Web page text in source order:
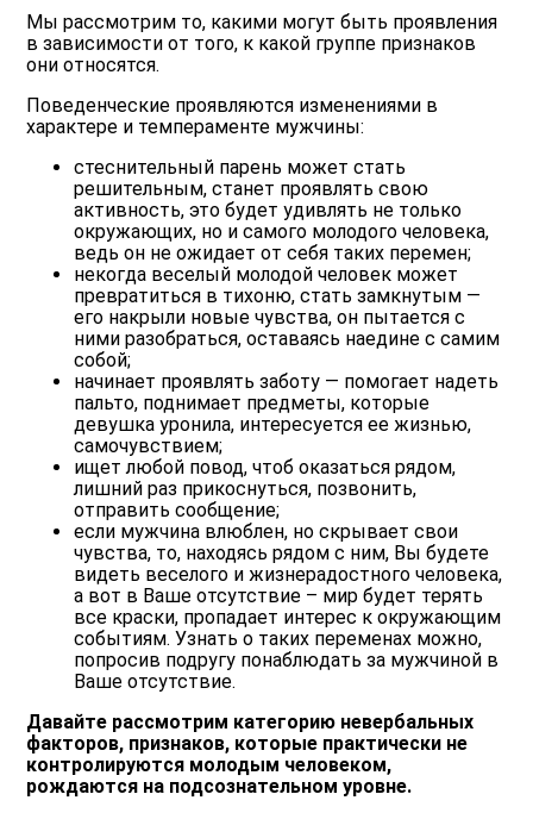
Мы рассмотрим то, какими могут быть проявления
в зависимости от того, к какой группе признаков
они относятся.
Поведенческие проявляются изменениями в
характере и темпераменте мужчины:
стеснительный парень может стать
решительным, станет проявлять свою
активность, это будет удивлять не только
окружающих, но и самого молодого человека,
ведь он не ожидает от себя таких перемен;
некогда веселый молодой человек может
превратиться в тихоню, статьзамкнутым —
его накрыли новые чувства, он пытается с
ними разобраться, оставаясь наедине с самим
собой;
начинает проявлять заботу — помогает надеть
пальто, поднимает предметы, которые
девушка уронила, интересуется ее жизнью,
самочувствием;
ищет любой повод, чтоб оказаться рядом,
лишний раз прикоснуться, позвонить,
отправить сообщение;
если мужчина влюблен, но скрывает свои
чувства, то, находясь рядом с ним, Вы будете
видеть веселого и жизнерадостного человека,
а вот в Ваше отсутствие – мир будет терять
все краски, пропадает интерес к окружающим
событиям. Узнать о таких переменах можно,
попросив подругу понаблюдать за мужчиной в
Ваше отсутствие.
Давайте рассмотрим категорию невербальных
факторов, признаков, которые практически не
контролируются молодым человеком,
рождаются на подсознательном уровне.